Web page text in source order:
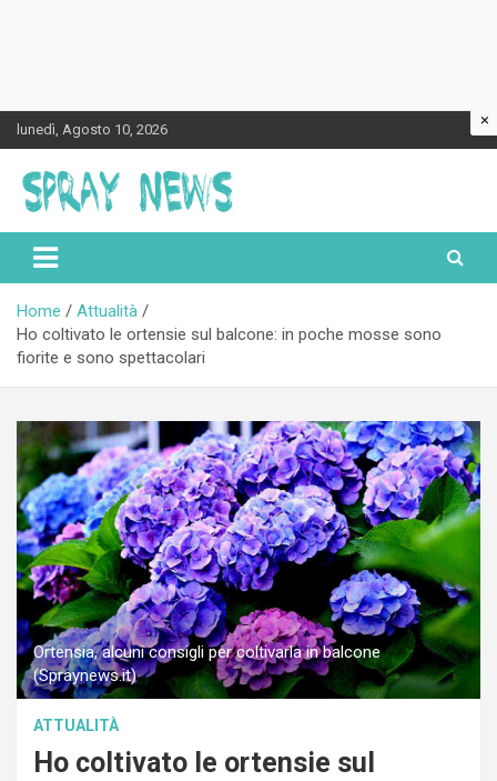
Skip
to
content
lunedì, Agosto 10, 2026
Spraynews.it
Home
Attualità
Ho coltivato le ortensie sul balcone: in poche mosse sono
fiorite e sono spettacolari
Ortensia, alcuni consigli per coltivarla in balcone
(Spraynews.it)
ATTUALITÀ
Ho coltivato le ortensie sul
×